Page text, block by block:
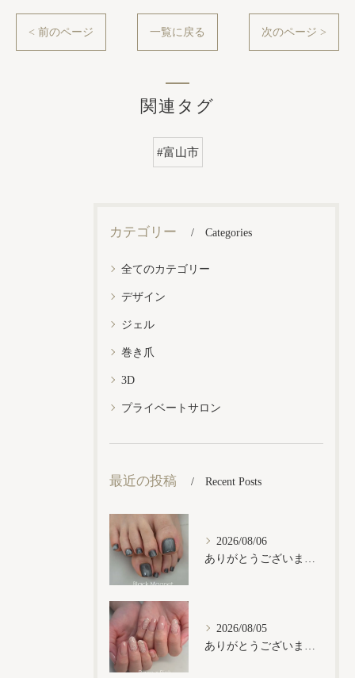
< 前のページ 一覧に戻る 次のページ >
関連タグ
#富山市
カテゴリー Categories
全てのカテゴリー
デザイン
ジェル
巻き爪
3D
プライベートサロン
最近の投稿 Recent Posts
2026/08/06
2026/08/05